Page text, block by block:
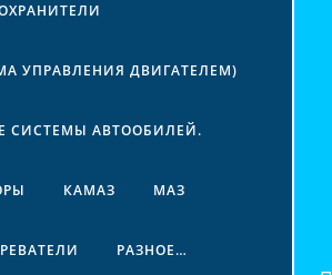
УПРАВЛЕНИЯ ДВИГАТЕЛЕМ)
СИСТЕМЫ АВТООБИЛЕЙ.
КАМАЗ МАЗ
РАЗНОЕ…